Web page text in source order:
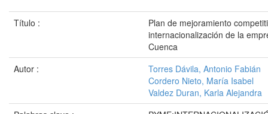
Título :
Plan de mejoramiento
internacionalización de la
Cuenca
Autor :
Torres Dávila, Antonio Fabián
Cordero Nieto, María Isabel
Valdez Duran, Karla Alejandra